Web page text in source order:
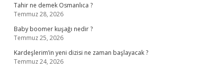
Tahir ne demek Osmanlıca ?
Temmuz 28, 2026
Baby boomer kuşağı nedir ?
Temmuz 25, 2026
Kardeşlerim’in yeni dizisi ne zaman başlayacak ?
Temmuz 24, 2026